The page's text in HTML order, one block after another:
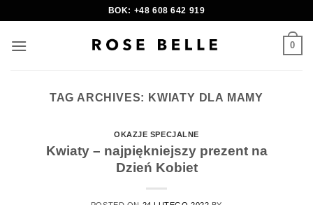
content
BOK: +48 608 642 919
0
TAG ARCHIVES: KWIATY DLA MAMY
OKAZJE SPECJALNE
Kwiaty – najpiękniejszy prezent na
Dzień Kobiet